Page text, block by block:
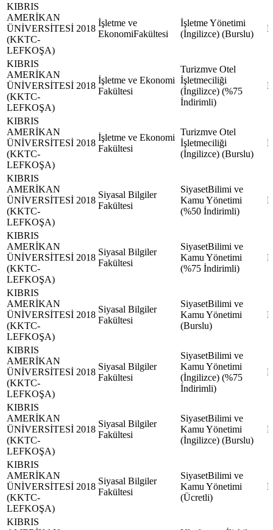
KIBRIS
AMERİKAN
ÜNİVERSİTESİ
(KKTC-
LEFKOŞA)
2018
İşletme ve
EkonomiFakültesi
İşletme Yönetimi
(İngilizce) (Burslu)
KIBRIS
AMERİKAN
ÜNİVERSİTESİ
(KKTC-
LEFKOŞA)
2018
İşletme ve Ekonomi
Fakültesi
Turizmve Otel
İşletmeciliği
(İngilizce) (%75
İndirimli)
KIBRIS
AMERİKAN
ÜNİVERSİTESİ
(KKTC-
LEFKOŞA)
2018
İşletme ve Ekonomi
Fakültesi
Turizmve Otel
İşletmeciliği
(İngilizce) (Burslu)
KIBRIS
AMERİKAN
ÜNİVERSİTESİ
(KKTC-
LEFKOŞA)
2018
Siyasal Bilgiler
Fakültesi
SiyasetBilimi ve
Kamu Yönetimi
(%50 İndirimli)
KIBRIS
AMERİKAN
ÜNİVERSİTESİ
(KKTC-
LEFKOŞA)
2018
Siyasal Bilgiler
Fakültesi
SiyasetBilimi ve
Kamu Yönetimi
(%75 İndirimli)
KIBRIS
AMERİKAN
ÜNİVERSİTESİ
(KKTC-
LEFKOŞA)
2018
Siyasal Bilgiler
Fakültesi
SiyasetBilimi ve
Kamu Yönetimi
(Burslu)
KIBRIS
AMERİKAN
ÜNİVERSİTESİ
(KKTC-
LEFKOŞA)
2018
Siyasal Bilgiler
Fakültesi
SiyasetBilimi ve
Kamu Yönetimi
(İngilizce) (%75
İndirimli)
KIBRIS
AMERİKAN
ÜNİVERSİTESİ
(KKTC-
LEFKOŞA)
2018
Siyasal Bilgiler
Fakültesi
SiyasetBilimi ve
Kamu Yönetimi
(İngilizce) (Burslu)
KIBRIS
AMERİKAN
ÜNİVERSİTESİ
(KKTC-
LEFKOŞA)
2018
Siyasal Bilgiler
Fakültesi
SiyasetBilimi ve
Kamu Yönetimi
(Ücretli)
KIBRIS